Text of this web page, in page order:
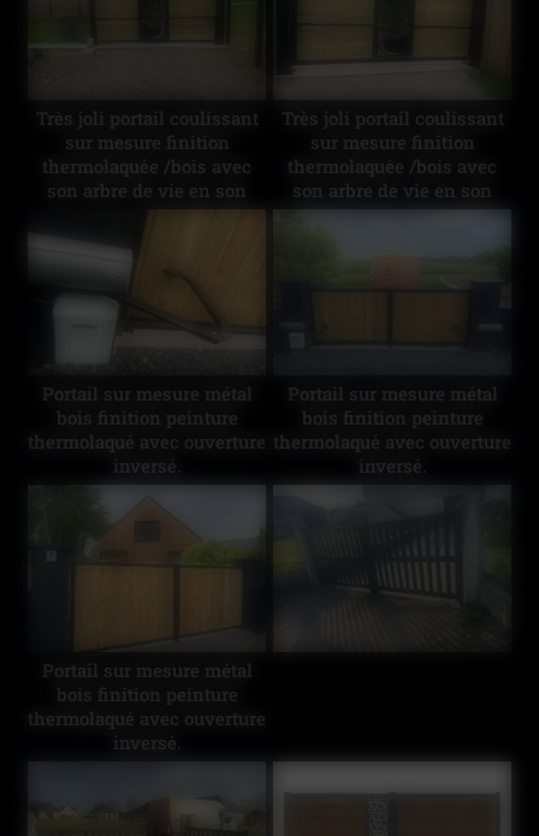
thermolaquée
Très joli portail coulissant
sur mesure finition
thermolaquée /bois avec
son arbre de vie en son
centre ! Le tous motorisés
et possibilité de gérer le
Très joli portail coulissant
sur mesure finition
thermolaquée /bois avec
son arbre de vie en son
centre ! Le tous motorisés
portail à distance par wifi
Portail sur mesure métal
bois finition peinture
thermolaqué avec ouverture
inversé.
Portail sur mesure métal
bois finition peinture
thermolaqué avec ouverture
inversé.
Portail sur mesure métal
bois finition peinture
thermolaqué avec ouverture
inversé.